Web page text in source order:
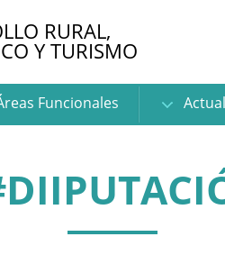
RURAL,
Y TURISMO
Funcionales